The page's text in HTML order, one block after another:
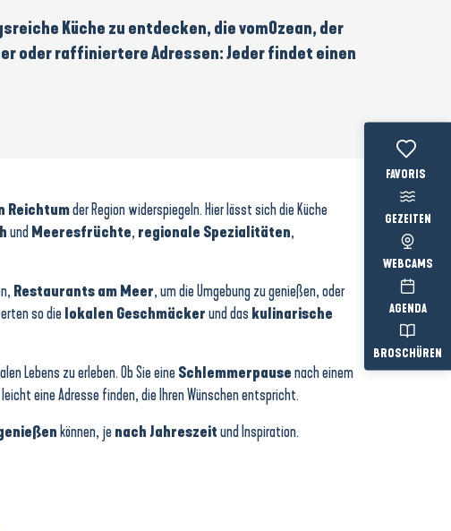
Voir les
GEZEITEN
WEBCAMS
AGENDA
BROSCHÜREN
Küche zu entdecken, die vomOzean, der
oderraffiniertere Adressen: Jeder findet einen
Reichtumder Region widerspiegeln. Hier lässt sich die Küche
und Meeresfrüchte, regionale Spezialitäten,
Restaurants am Meer, um die Umgebung zu genießen, oder
so dielokalen Geschmäckerund das kulinarische
Lebens zu erleben. Ob Sie eineSchlemmerpausenach einem
eine Adresse finden, die Ihren Wünschen entspricht.
können, jenach Jahreszeitund Inspiration.